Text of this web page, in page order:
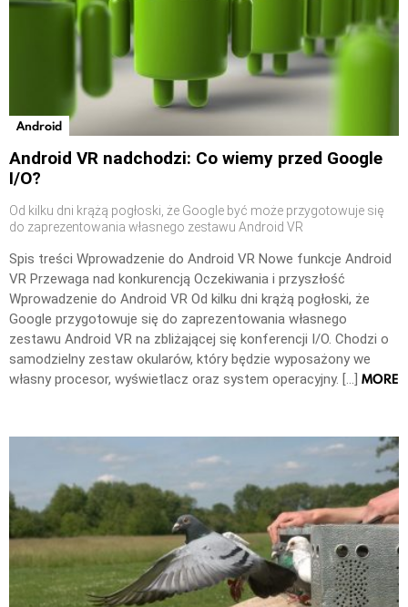
Android
Android VR nadchodzi: Co wiemy przed Google
I/O?
Od kilku dni krążą pogłoski, że Google być może przygotowuje się
do zaprezentowania własnego zestawu Android VR
Spis treści Wprowadzenie do Android VR Nowe funkcje Android
VR Przewaga nad konkurencją Oczekiwania i przyszłość
Wprowadzenie do Android VR Od kilku dni krążą pogłoski, że
Google przygotowuje się do zaprezentowania własnego
zestawu Android VR na zbliżającej się konferencji I/O. Chodzi o
samodzielny zestaw okularów, który będzie wyposażony we
własny procesor, wyświetlacz oraz system operacyjny. […] MORE